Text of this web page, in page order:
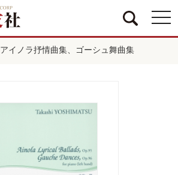
アイノラ抒情曲集、ゴーシュ舞曲集